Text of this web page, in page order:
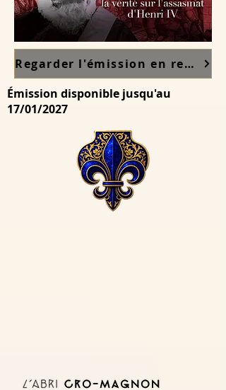
Regarder l'émission en replay sur France TV ici
Émission disponible jusqu'au
17/01/2027